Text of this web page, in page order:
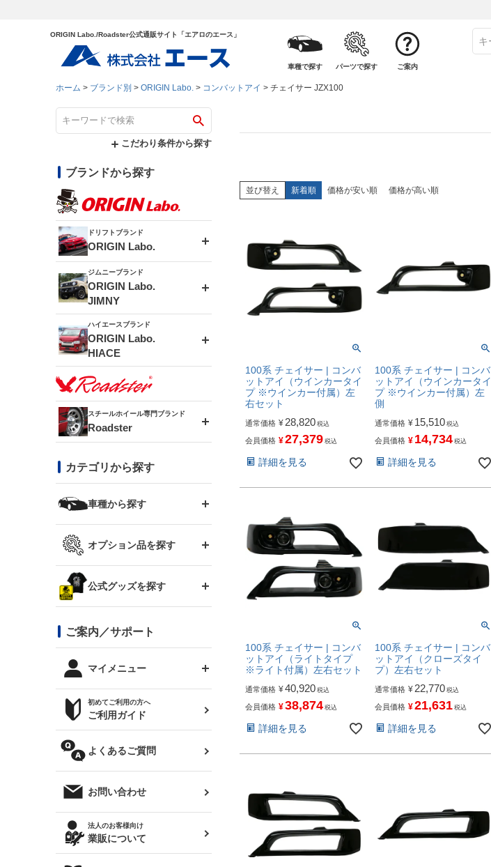
ORIGIN Labo./Roadster公式通販サイト「エアロのエース」
車種で探す パーツで探す ご案内
ホーム ブランド別 ORIGIN Labo. コンバットアイ チェイサー JZX100
こだわり条件から探す
ブランドから探す
ドリフトブランド
ORIGIN Labo.
エアロシリーズ
ドリフトライン
風神(180SX)
雷神(S15)
龍神(チェイサー)
レーシングライン
アタックライン
ストリームライン
スタイリッシュライン
フロントフェンダー
リアフェンダー
ブラッシュフェンダー
コンバットアイ
GTウイング
リアウイング
ルーフウイング
ボンネット
カナード
外装・補修パーツ
オリジンアーム(足回り)
レンズ
マフラー
ジムニーブランド
ORIGIN Labo.
JIMNY
アルミホイール
MUD-ZEUS
アルミホイール
MUD-SR7
MUD-S7
ボンネット
フェンダー
サイドパーツ
リアウイング
リアゲート
メンテナンスパーツ
ハイエースブランド
ORIGIN Labo.
HIACE
エアロシリーズ
LUX MODEL SP
LUX MODEL
RUGGER MODEL
GROUND MODEL
PHANTOM LIP
DTM:exclusive
オーバーフェンダー
リアウイング
スムージングバンパー
ワイパーガード
内装パーツ
スチールホイール専門ブランド
Roadster
DAYTONA-RS
DAYTONA-RS NEO
まつど家 鉄漢
まつど家 鉄心
まつど家 鉄八
カテゴリから探す
車種から探す
トヨタ
JZX110 マークⅡ
ハイエース
レビン
トレノ
マークX
シルビア S13
シルビア S14 前期
シルビア S15
180SX
ワンビア
スズキ
RX-7
スバル
BRZ
レクサス
三菱
デリカ D:5
軽自動車
汎用
オプション品を探す
GTウイング用ラダー
コンバットアイ用ライト
オプションタイヤ
サマータイヤ
ジムニー用タイヤ
ハイエース・バン用タイ
ホイールナット
公式グッズを探す
ステッカー
トップス(半袖)
トップス(長袖)
パーカー
オーバーオール(つなぎ)
タオル
ご案内／サポート
マイメニュー
ログインする
お気に入りリスト
クーポンを見る
閲覧履歴
ニュースレターお申し込み
初めてご利用の方へ
ご利用ガイド
よくあるご質問
お問い合わせ
法人のお客様向け
業販について
並び替え 新着順 価格が安い順 価格が高い順
100系 チェイサー | コンバ
ットアイ（ウインカータイ
プ ※ウインカー付属）左
右セット
通常価格 ¥ 28,820 税込
会員価格 ¥27,379 税込
詳細を見る
100系 チェイサー | コンバ
ットアイ（ウインカータイ
プ ※ウインカー付属）左
側
通常価格 ¥ 15,510 税込
会員価格 ¥ 14,734 税込
詳細を見る
100系 チェイサー | コンバ
ットアイ（ライトタイプ
※ライト付属）左右セット
通常価格 ¥40,920 税込
会員価格 ¥38,874 税込
詳細を見る
100系 チェイサー | コンバ
ットアイ（クローズタイ
プ）左右セット
通常価格 ¥ 22,770 税込
会員価格 ¥21,631 税込
詳細を見る